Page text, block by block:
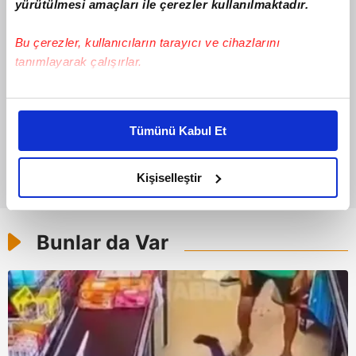
yürütülmesi amaçları ile çerezler kullanılmaktadır.
Bu çerezler, kullanıcıların tarayıcı ve cihazlarını
tanımlayarak çalışırlar.
Bu çerezlere izin vermeniz halinde sizlere özel
daha iyi reklam deneyimi yaşatabiliriz. Bunu yaparken
amacımızın size daha iyi bir reklam deneyimi sunmak
olduğunu ve sizlere en iyi içerikleri sunabilmek adına
elimizden gelen çabayı gösterdiğimizi ve bu noktada,
reklamların maliyetlerimizi karşılamak noktasında tek gelir
kalemimiz olduğunu sizlere hatırlatmak isteriz.
Her halükârda, kullanıcılar, bu çerezlere izin vermedikleri
takdirde, kullanıcılara hedefli reklamlar
gösterilmeyecektir."
Sizlere daha iyi bir hizmet sunabilmek için İnternet
Tümünü Kabul Et
Kişiselleştir
Bunlar da Var